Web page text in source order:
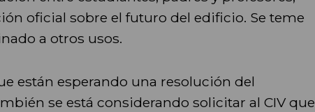
oficial sobre el futuro del edificio. Se teme
a otros usos.
están esperando una resolución del
se está considerando solicitar al CIV que